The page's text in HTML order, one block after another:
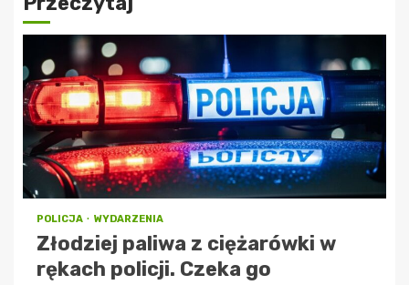
POLICJA WYDARZENIA
Złodziej paliwa z ciężarówki w
rękach policji. Czeka go